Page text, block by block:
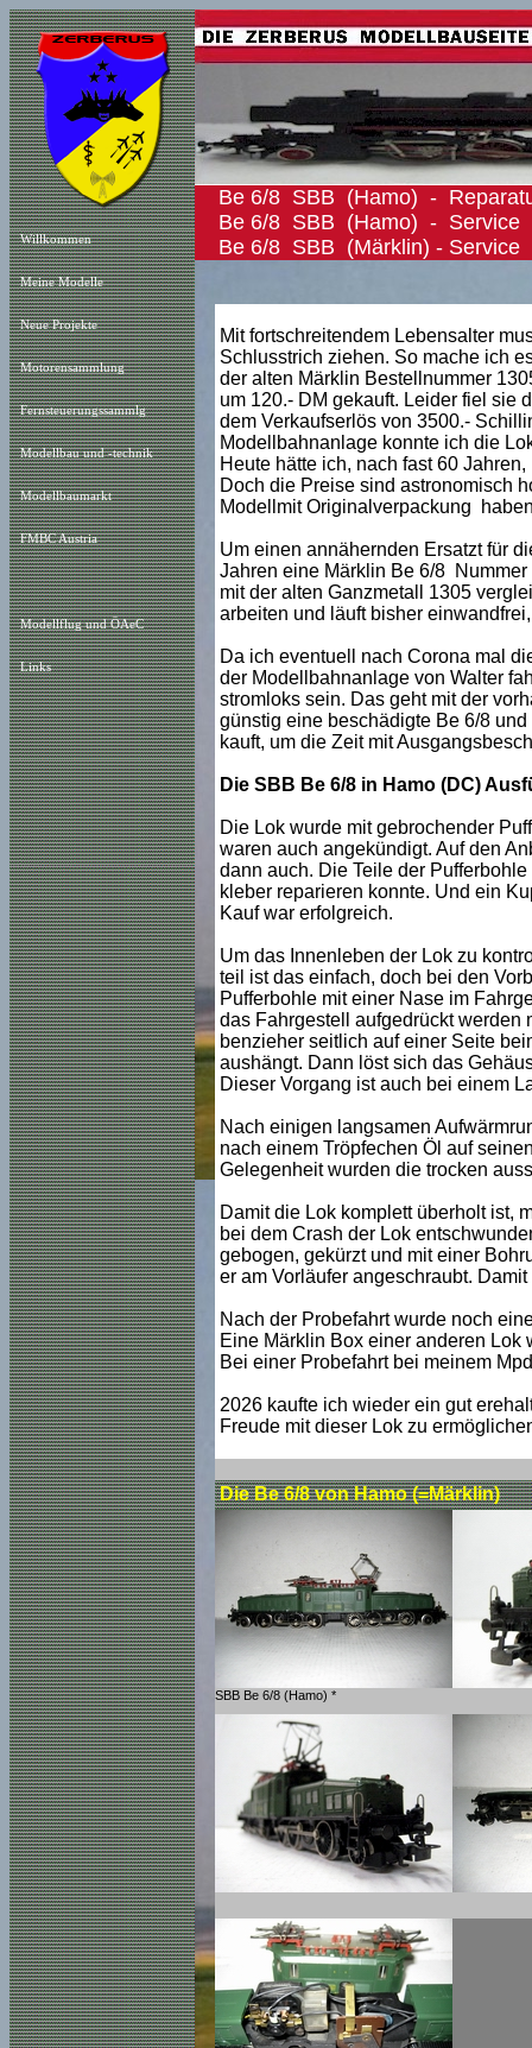
Willkommen
Meine Modelle
Neue Projekte
Motorensammlung
Fernsteuerungssammlg
Modellbau und -technik
Modellbaumarkt
FMBC Austria
Modellflug und ÖAeC
Links
Be 6/8 SBB (Hamo) -
Be 6/8 SBB
Be 6/8 SBB (Märklin) - Service
Mit fortschreitendem Lebensalter
Schlusstrich ziehen. So mache ich
der alten Märklin Bestellnummer
um 120.- DM gekauft. Leider fiel sie
dem Verkaufserlös von 3500.-
Modellbahnanlage konnte ich die
Heute hätte ich, nach fast 60
Doch die Preise sind astronomisch
Modellmit Originalverpackung
Um einen annähernden Ersatzt für
Jahren eine Märklin Be 6/8
mit der alten Ganzmetall 1305
arbeiten und läuft bisher
Da ich eventuell nach Corona mal
der Modellbahnanlage von Walter
stromloks sein. Das geht mit der
günstig eine beschädigte Be 6/8
kauft, um die Zeit mit
Die SBB Be 6/8 in Hamo (DC)
Die Lok wurde mit gebrochender
waren auch angekündigt. Auf den
dann auch. Die Teile der
kleber reparieren konnte. Und ein
Kauf war erfolgreich.
Um das Innenleben der Lok zu
teil ist das einfach, doch bei den
Pufferbohle mit einer Nase im
das Fahrgestell aufgedrückt werden
benzieher seitlich auf einer Seite
aushängt. Dann löst sich das
Dieser Vorgang ist auch bei einem
Nach einigen langsamen
nach einem Tröpfechen Öl auf
Gelegenheit wurden die trocken
Damit die Lok komplett überholt ist,
bei dem Crash der Lok
gebogen, gekürzt und mit einer
er am Vorläufer angeschraubt.
Nach der Probefahrt wurde noch
Eine Märklin Box einer anderen Lok
Bei einer Probefahrt bei meinem
2026 kaufte ich wieder ein gut
Freude mit dieser Lok zu
Die Be 6/8 von Hamo (=Märklin)
SBB Be 6/8 (Hamo) *